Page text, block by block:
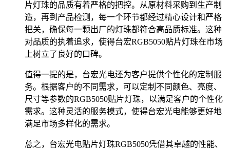
片灯珠的品质有着严格的把控。从原材料采购到生产制
造，再到产品检测，每一个环节都经过精心设计和严格
把关，确保每一颗出厂的灯珠都符合高品质标准。这种
对品质的执着追求，使得台宏RGB5050贴片灯珠在市场
上树立了良好的口碑。
值得一提的是，台宏光电还为客户提供个性化的定制服
务。根据客户的不同需求，可以定制不同颜色、亮度、
尺寸等参数的RGB5050贴片灯珠，以满足客户的个性化
需求。这种灵活的服务模式，使得台宏光电能够更好地
满足市场多样化的需求。
总之，台宏光电贴片灯珠RGB5050凭借其卓越的性能、